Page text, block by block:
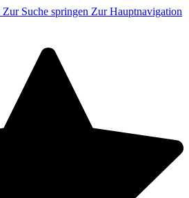
Zur Suche springen Zur Hauptnavigation